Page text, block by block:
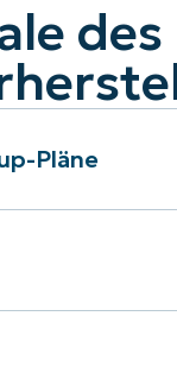
des
Pläne